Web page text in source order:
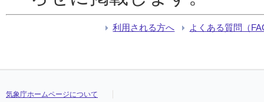
利用される方へ よくある質問（
気象庁ホームページについて